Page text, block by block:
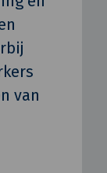
van